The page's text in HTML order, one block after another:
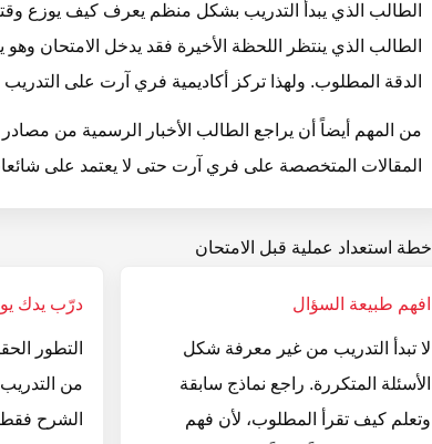
الطالب الذي يبدأ التدريب بشكل منظم يعرف كيف يوزع
الطالب الذي ينتظر اللحظة الأخيرة فقد يدخل الامتحان
الدقة المطلوب. ولهذا تركز أكاديمية فري آرت على التدريب
من المهم أيضاً أن يراجع الطالب الأخبار الرسمية من
المقالات المتخصصة على فري آرت حتى لا يعتمد على
خطة استعداد عملية قبل الامتحان
افهم طبيعة السؤال
لا تبدأ التدريب من غير معرفة شكل
الأسئلة المتكررة. راجع نماذج سابقة
وتعلم كيف تقرأ المطلوب، لأن فهم
درّب يدك
التطور
من
الشرح